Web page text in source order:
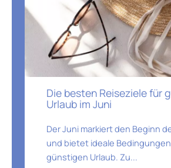
Die besten Reiseziele für
Urlaub im Juni
Der Juni markiert den Beginn
und bietet ideale
günstigen Urlaub. Zu...